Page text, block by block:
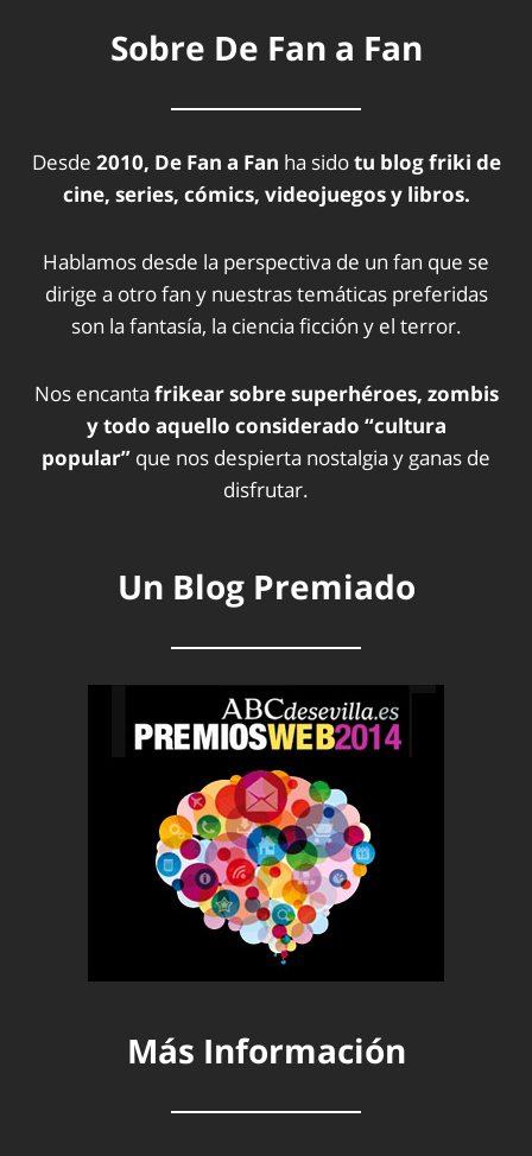
Sobre De Fan a Fan
Desde 2010, De Fan a Fan ha sidotu blog friki de
cine, series, cómics, videojuegos y libros.
Hablamos desde la perspectiva de un fan que se
dirige a otro fan y nuestras temáticas preferidas
son la fantasía, la ciencia ficción y el terror.
Nos encanta frikear sobre superhéroes, zombis
y todo aquello considerado “cultura
popular” que nos despierta nostalgia y ganas de
disfrutar.
Un Blog Premiado
Más Información